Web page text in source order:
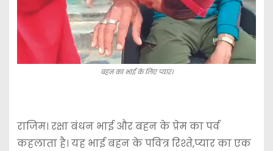
बहन का भाई के लिए प्यार।
राजिम। रक्षा बंधन भाई और बहन के प्रेम का पर्व
कहलाता है। यह भाई बहन के पवित्र रिश्ते,प्यार का एक